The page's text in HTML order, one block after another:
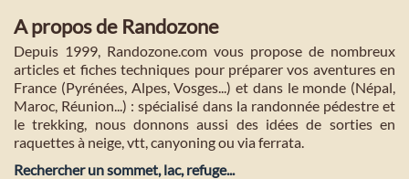
A propos de Randozone
Depuis 1999, Randozone.com vous propose de nombreux
articles et fiches techniques pour préparer vos aventures en
France (Pyrénées, Alpes, Vosges...) et dans le monde (Népal,
Maroc, Réunion...) : spécialisé dans la randonnée pédestre et
le trekking, nous donnons aussi des idées de sorties en
raquettes à neige, vtt, canyoning ou via ferrata.
Rechercher un sommet, lac, refuge...